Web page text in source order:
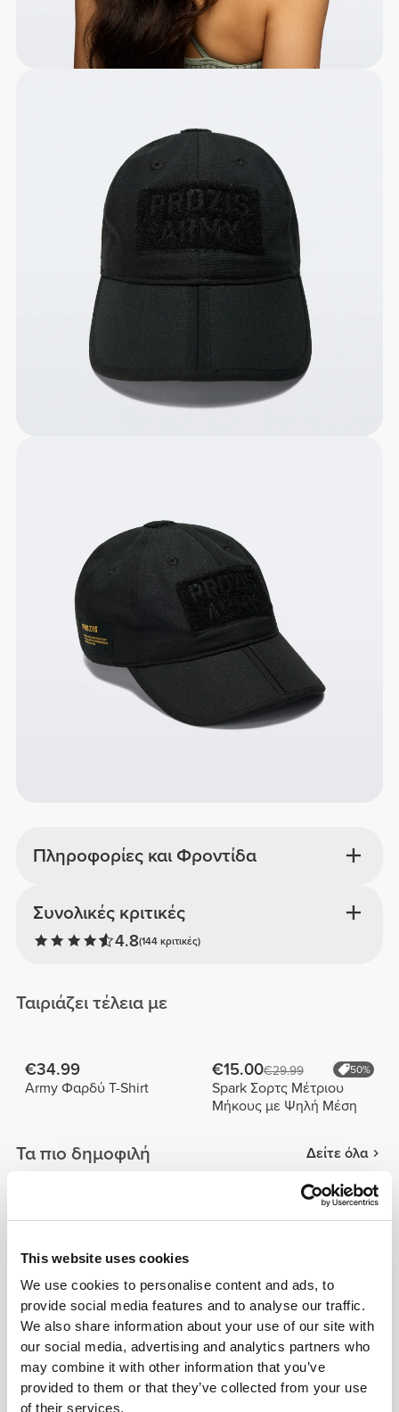
This website uses cookies
We use cookies to personalise content and ads, to
provide social media features and to analyse our traffic.
We also share information about your use of our site with
our social media, advertising and analytics partners who
may combine it with other information that you’ve
provided to them or that they’ve collected from your use
of their services.
Πληροφορίες και Φροντίδα
Συνολικές κριτικές
4.8(144 κριτικές)
Ταιριάζει τέλεια με
€34.99
Army Φαρδύ T-Shirt
€15.00€29.99 50%
Spark Σορτς Μέτριου
Μήκους με Ψηλή Μέση
Τα πιο δημοφιλή Δείτε όλα
€34.99 €26.24€34.99 25%
€29.99
Γάντια Workout
€59.99
Ζώνη Weightlifting
Product Details